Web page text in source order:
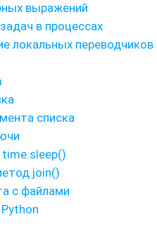
выражений
в процессах
локальных переводчиков
списка
time.sleep()
join()
с файлами